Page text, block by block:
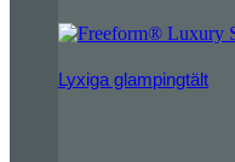
Lyxiga glampingtält